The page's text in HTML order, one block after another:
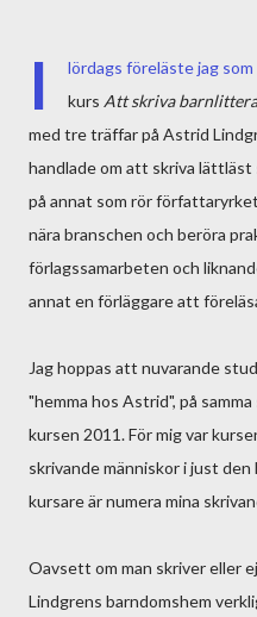
I
lördags föreläste jag
kurs Att skriva
med tre träffar på Astrid
handlade om att skriva
på annat som rör
nära branschen och beröra
förlagssamarbeten och
annat en förläggare att
Jag hoppas att nuvarande
"hemma hos Astrid", på
kursen 2011. För mig var
skrivande människor i just den
kursare är numera mina
Oavsett om man skriver eller
Lindgrens barndomshem